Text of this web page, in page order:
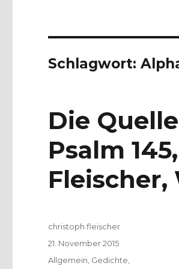
Schlagwort:
Die
Psalm
Fleischer,
Autor
christoph.fleischer
Veröffentlicht
am
21. November 2015
Kategorien
Allgemein Gedichte